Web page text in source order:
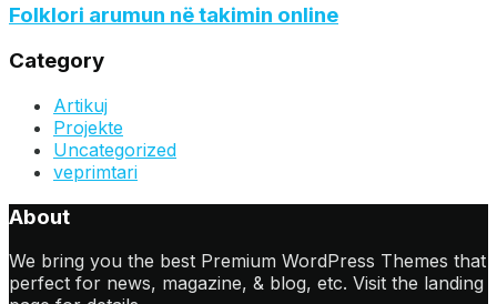
Folklori arumun në takimin online
Category
Artikuj
Projekte
Uncategorized
veprimtari
About
We bring you the best Premium WordPress Themes that
perfect for news, magazine, & blog, etc. Visit the landing